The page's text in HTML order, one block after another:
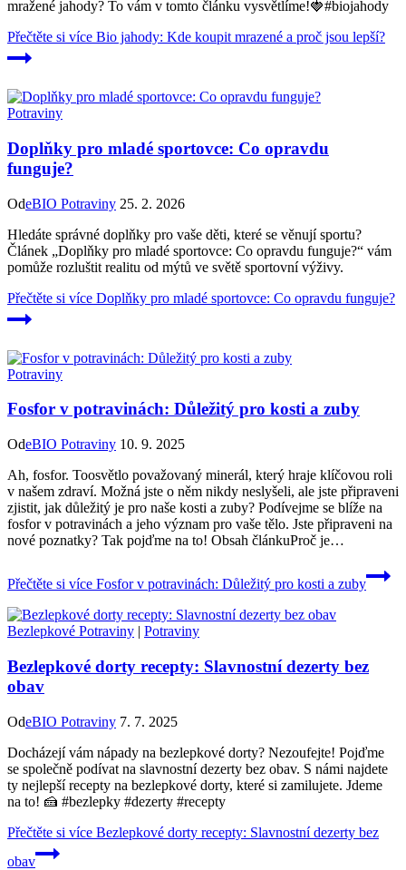
mražené jahody? To vám v tomto článku vysvětlíme!🍓#biojahody
Přečtěte si více Bio jahody: Kde koupit mrazené a proč jsou lepší?
Potraviny
Doplňky pro mladé sportovce: Co opravdu
funguje?
OdeBIO Potraviny 25. 2. 2026
Hledáte správné doplňky pro vaše děti, které se věnují sportu?
Článek „Doplňky pro mladé sportovce: Co opravdu funguje?“ vám
pomůže rozluštit realitu od mýtů ve světě sportovní výživy.
Přečtěte si více Doplňky pro mladé sportovce: Co opravdu funguje?
Potraviny
Fosfor v potravinách: Důležitý pro kosti a zuby
OdeBIO Potraviny 10. 9. 2025
Ah, fosfor. Toosvětlo považovaný minerál, který hraje klíčovou roli
v našem zdraví. Možná jste o něm nikdy neslyšeli, ale jste připraveni
zjistit, jak důležitý je pro naše kosti a zuby? Podívejme se blíže na
fosfor v potravinách a jeho význam pro vaše tělo. Jste připraveni na
nové poznatky? Tak pojďme na to! Obsah článkuProč je…
Přečtěte si více Fosfor v potravinách: Důležitý pro kosti a zuby
Bezlepkové Potraviny | Potraviny
Bezlepkové dorty recepty: Slavnostní dezerty bez
obav
OdeBIO Potraviny 7. 7. 2025
Docházejí vám nápady na bezlepkové dorty? Nezoufejte! Pojďme
se společně podívat na slavnostní dezerty bez obav. S námi najdete
ty nejlepší recepty na bezlepkové dorty, které si zamilujete. Jdeme
na to! 🍰 #bezlepky #dezerty #recepty
Přečtěte si více Bezlepkové dorty recepty: Slavnostní dezerty bez
obav